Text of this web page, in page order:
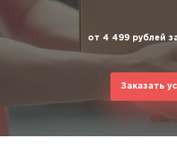
от 4 499 рублей
Заказать